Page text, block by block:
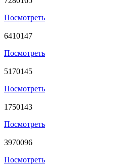
Посмотреть
6410147
Посмотреть
5170145
Посмотреть
1750143
Посмотреть
3970096
Посмотреть